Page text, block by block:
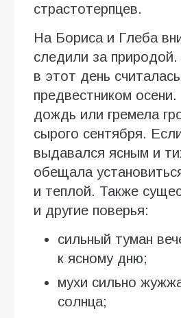
страстотерпцев.
На Бориса и Глеба
следили за
в этот день считалась
предвестником
дождь или гремела
сырого сентября.
выдавался ясным и
обещала
и теплой. Также
и другие поверья:
сильный туман
к ясному дню;
мухи сильно
солнца;